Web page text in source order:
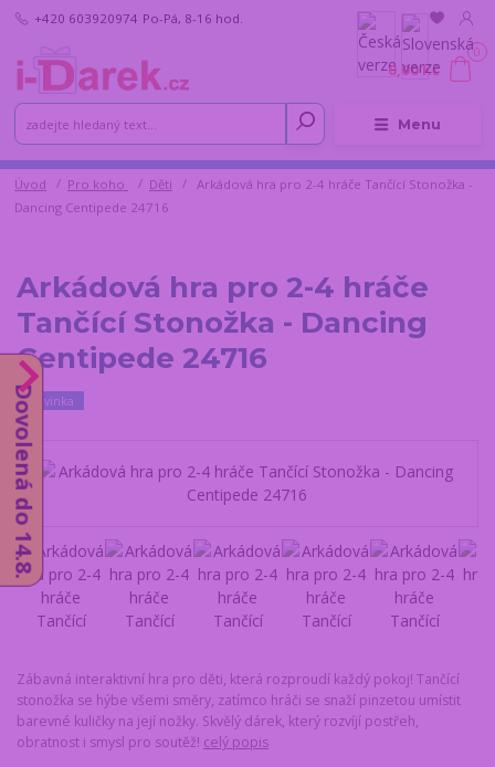
Menu
+420 603920974 Po-Pá, 8-16 hod.
0
0,00 Kč
Úvod Pro koho Děti
Arkádová hra pro 2-4 hráče Tančící Stonožka -
Dancing Centipede 24716
Arkádová hra pro 2-4 hráče
Tančící Stonožka - Dancing
Centipede 24716
Novinka
Zábavná interaktivní hra pro děti, která rozproudí každý pokoj! Tančící
stonožka se hýbe všemi směry, zatímco hráči se snaží pinzetou umístit
barevné kuličky na její nožky. Skvělý dárek, který rozvíjí postřeh,
obratnost i smysl pro soutěž! celý popis
Dovolená do 14.8.